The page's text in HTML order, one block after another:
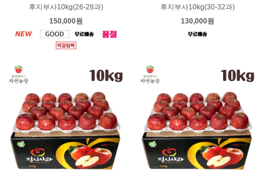
후지부사10kg(26-28과)
150,000원
후지부사10kg(30-32과)
130,000원